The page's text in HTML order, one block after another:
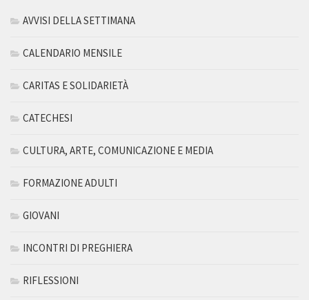
AVVISI DELLA SETTIMANA
CALENDARIO MENSILE
CARITAS E SOLIDARIETÀ
CATECHESI
CULTURA, ARTE, COMUNICAZIONE E MEDIA
FORMAZIONE ADULTI
GIOVANI
INCONTRI DI PREGHIERA
RIFLESSIONI